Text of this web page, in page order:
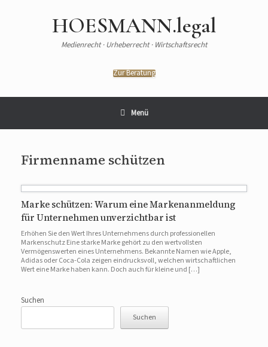
HOESMANN.legal
Medienrecht · Urheberrecht · Wirtschaftsrecht
Zur Beratung
Menü
Firmenname schützen
Marke schützen: Warum eine Markenanmeldung
für Unternehmen unverzichtbar ist
Erhöhen Sie den Wert Ihres Unternehmens durch professionellen
Markenschutz Eine starke Marke gehört zu den wertvollsten
Vermögenswerten eines Unternehmens. Bekannte Namen wie Apple,
Adidas oder Coca-Cola zeigen eindrucksvoll, welchen wirtschaftlichen
Wert eine Marke haben kann. Doch auch für kleine und […]
Suchen
Suchen